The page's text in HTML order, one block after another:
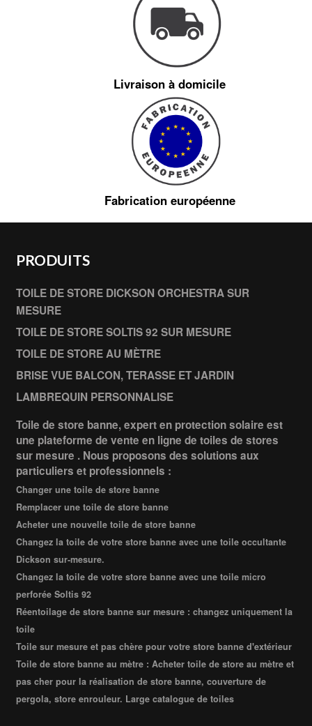
Livraison à domicile
Fabrication européenne
PRODUITS
TOILE DE STORE DICKSON ORCHESTRA SUR
MESURE
TOILE DE STORE SOLTIS 92 SUR MESURE
TOILE DE STORE AU MÈTRE
BRISE VUE BALCON, TERASSE ET JARDIN
LAMBREQUIN PERSONNALISE
Toile de store banne, expert en protection solaire est
une plateforme de vente en ligne de toiles de stores
sur mesure . Nous proposons des solutions aux
particuliers et professionnels :
Changer une toile de store banne
Remplacer une toile de store banne
Acheter une nouvelle toile de store banne
Changez la toile de votre store banne avec une toile occultante
Dickson sur-mesure.
Changez la toile de votre store banne avec une toile micro
perforée Soltis 92
Réentoilage de store banne sur mesure : changez uniquement la
toile
Toile sur mesure et pas chère pour votre store banne d'extérieur
Toile de store banne au mètre : Acheter toile de store au mètre et
pas cher pour la réalisation de store banne, couverture de
pergola, store enrouleur. Large catalogue de toiles